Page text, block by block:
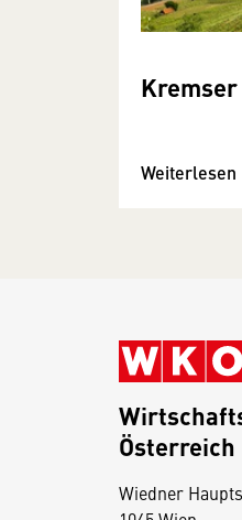
Weiterlesen
Österreich
Wiedner